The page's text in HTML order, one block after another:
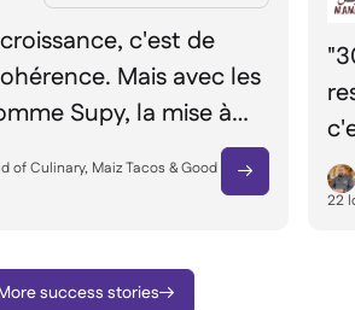
c'est de
Mais avec les
Supy, la mise à
de façon
of Culinary, Maiz Tacos & Good

22
success stories